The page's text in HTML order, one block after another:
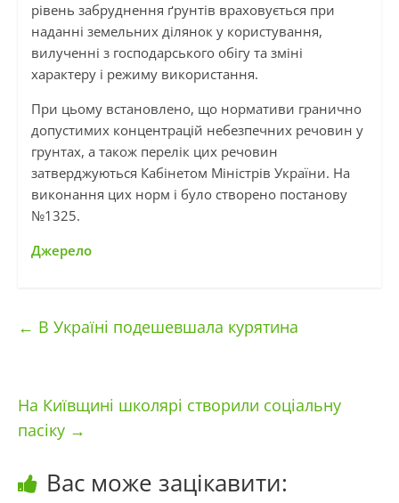
рівень забруднення ґрунтів враховується при
наданні земельних ділянок у користування,
вилученні з господарського обігу та зміні
характеру і режиму використання.
При цьому встановлено, що нормативи гранично
допустимих концентрацій небезпечних речовин у
грунтах, а також перелік цих речовин
затверджуються Кабінетом Міністрів України. На
виконання цих норм і було створено постанову
№1325.
Джерело
← В Україні подешевшала курятина
На Київщині школярі створили соціальну
пасіку →
Вас може зацікавити: